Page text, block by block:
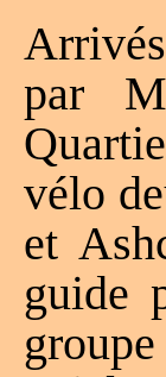
par
vélo
et
guide